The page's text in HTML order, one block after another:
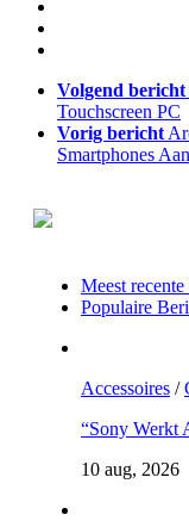
Volgend bericht
Touchscreen PC
Vorig bericht
Smartphones Aan
Meest
Populaire
Accessoires /
“Sony Werkt
10 aug, 2026